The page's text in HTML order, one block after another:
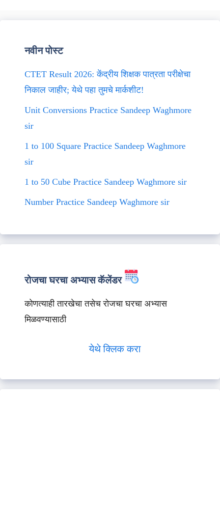
नवीन पोस्ट
CTET Result 2026: केंद्रीय शिक्षक पात्रता परीक्षेचा
निकाल जाहीर; येथे पहा तुमचे मार्कशीट!
Unit Conversions Practice Sandeep Waghmore
sir
1 to 100 Square Practice Sandeep Waghmore
sir
1 to 50 Cube Practice Sandeep Waghmore sir
Number Practice Sandeep Waghmore sir
रोजचा घरचा अभ्यास कॅलेंडर
कोणत्याही तारखेचा तसेच रोजचा घरचा अभ्यास
मिळवण्यासाठी
येथे क्लिक करा